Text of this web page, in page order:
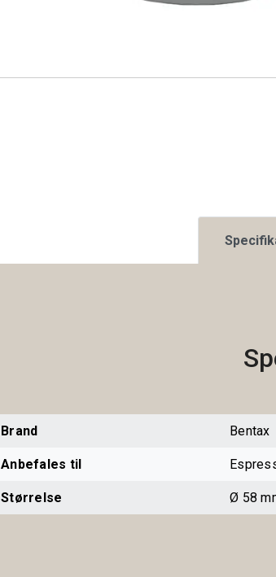
Brand Bentax
Anbefales til
Størrelse Ø 58